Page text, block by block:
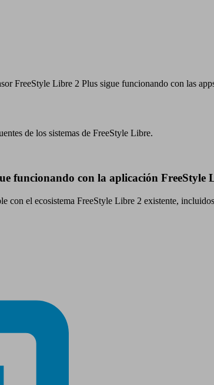
FreeStyle Libre 2 Plus sigue funcionando con las
de los sistemas de FreeStyle Libre.
funcionando con la aplicación
con el ecosistema FreeStyle Libre 2 existente,